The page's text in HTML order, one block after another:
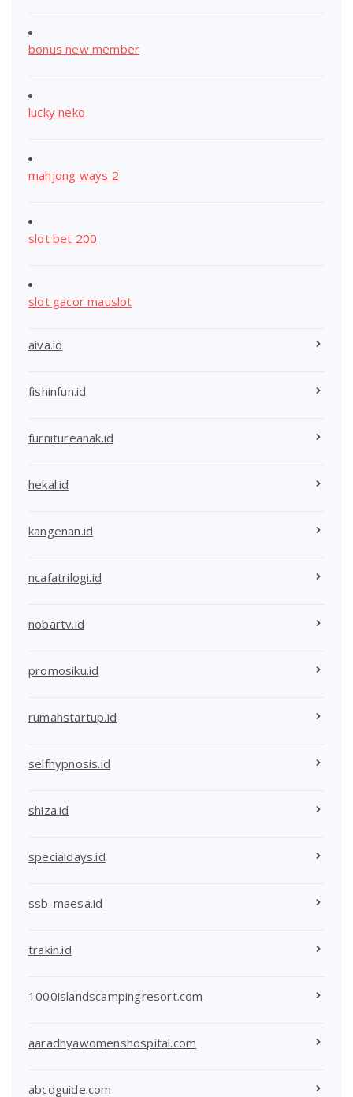
bonus new member
lucky neko
mahjong ways 2
slot bet 200
slot gacor mauslot
aiva.id
fishinfun.id
furnitureanak.id
hekal.id
kangenan.id
ncafatrilogi.id
nobartv.id
promosiku.id
rumahstartup.id
selfhypnosis.id
shiza.id
specialdays.id
ssb-maesa.id
trakin.id
1000islandscampingresort.com
aaradhyawomenshospital.com
abcdguide.com